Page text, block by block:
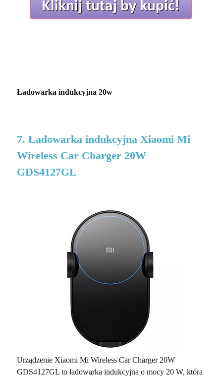
Ładowarka indukcyjna 20w
7. Ładowarka indukcyjna Xiaomi Mi
Wireless Car Charger 20W
GDS4127GL
Urządzenie Xiaomi Mi Wireless Car Charger 20W
GDS4127GL to ładowarka indukcyjna o mocy 20 W, która